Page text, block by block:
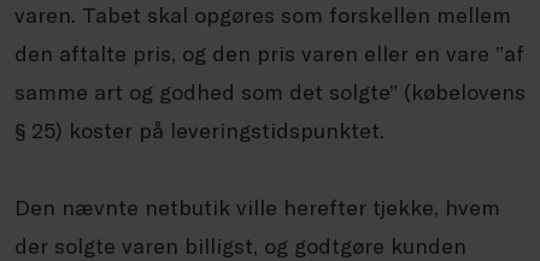
varen. Tabet skal opgøres som forskellen mellem
den aftalte pris, og den pris varen eller en vare ”af
samme art og godhed som det solgte” (købelovens
§ 25) koster på leveringstidspunktet.
Den nævnte netbutik ville herefter tjekke, hvem
der solgte varen billigst, og godtgøre kunden